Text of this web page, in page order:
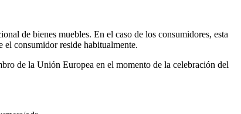
de bienes muebles. En el caso de los consumidores, esta
el consumidor reside habitualmente.
de la Unión Europea en el momento de la celebración del